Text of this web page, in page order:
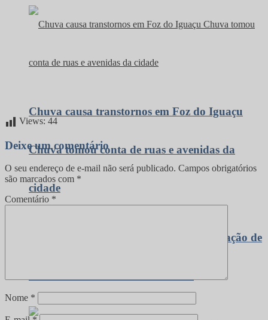
Chuva causa transtornos em Foz do Iguaçu
Chuva tomou conta de ruas e avenidas da
cidade
Missal cumpre com legislação e faz prestação de
Views: 44
Deixe um comentário
O seu endereço de e-mail não será publicado. Campos obrigatórios
são marcados com *
Comentário *
Nome *